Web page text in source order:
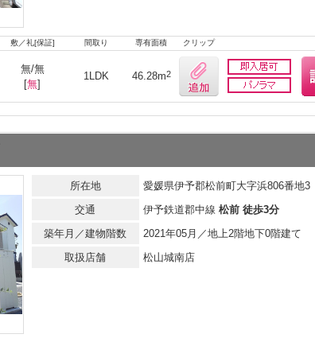
敷／礼[保証] 間取り 専有面積 クリップ
無/無
[無]
1LDK 46.28m2
所在地
愛媛県伊予郡松前町大字浜806番地3
交通
伊予鉄道郡中線 松前 徒歩3分
築年月／建物階数
2021年05月／地上2階地下0階建て
取扱店舗
松山城南店